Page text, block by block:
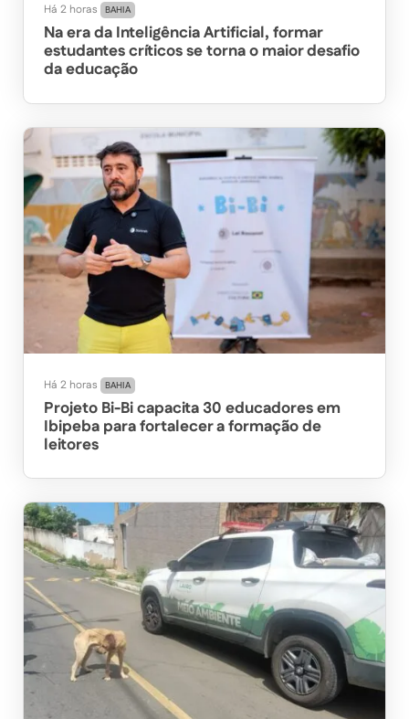
Há 2 horas BAHIA
Na era da Inteligência Artificial, formar
estudantes críticos se torna o maior desafio
da educação
Há 2 horas BAHIA
Projeto Bi-Bi capacita 30 educadores em
Ibipeba para fortalecer a formação de
leitores